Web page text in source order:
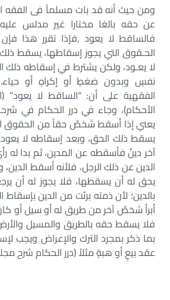
ومن حيث أنه قد بات مسلماً فى الفقه
عن حقه بالغا مختارا غير مدلس
فالساقط لا يعود ,فإذا تقرر هذا
الحـقوق التي يجوز إسقاطها، يسقط
لا يعـود، ولكن يشترط في إسقاطه
نفسٍ وبدون ضغطٍ أو إكراهٍ أو
الأحكام)، وجاء في درر الحكام في
يعني إذا أسقط شخصٌ حقاً من الحقوق
يسقط ذلك الحق، وبعد إسقاطه لا
آخر دينٌ فأسقطه عن المدين، ثم بدا
الدين عن ذلك الرجل، فلأنه أسقط
يحق له أن يسقطها، فلا يجوز له أن
بالدين؛ لأن ذمته برئت من الدين بإسقاط
أبرأ شخصٌ آخر من طريق له أو سيل أو
فلا يسقط حقه بالطريق والمسيل
بما ذكر بمجرد الترك والإعراض ويجب
عقد بيعٍ أو هبةٍ مثلاً (درر الحكام شرح مجلة